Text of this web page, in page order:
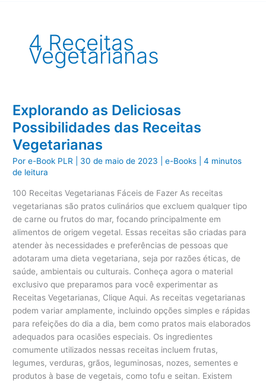
4 Receitas
Vegetarianas
Explorando as Deliciosas
Possibilidades das Receitas
Vegetarianas
Pore-Book PLR 30 de maio de 2023 |e-Books |4 minutos
de leitura
100 Receitas Vegetarianas Fáceis de Fazer As receitas
vegetarianas são pratos culinários que excluem qualquer tipo
de carne ou frutos do mar, focando principalmente em
alimentos de origem vegetal. Essas receitas são criadas para
atender às necessidades e preferências de pessoas que
adotaram uma dieta vegetariana, seja por razões éticas, de
saúde, ambientais ou culturais. Conheça agora o material
exclusivo que preparamos para você experimentar as
Receitas Vegetarianas, Clique Aqui. As receitas vegetarianas
podem variar amplamente, incluindo opções simples e rápidas
para refeições do dia a dia, bem como pratos mais elaborados
adequados para ocasiões especiais. Os ingredientes
comumente utilizados nessas receitas incluem frutas,
legumes, verduras, grãos, leguminosas, nozes, sementes e
produtos à base de vegetais, como tofu e seitan. Existem